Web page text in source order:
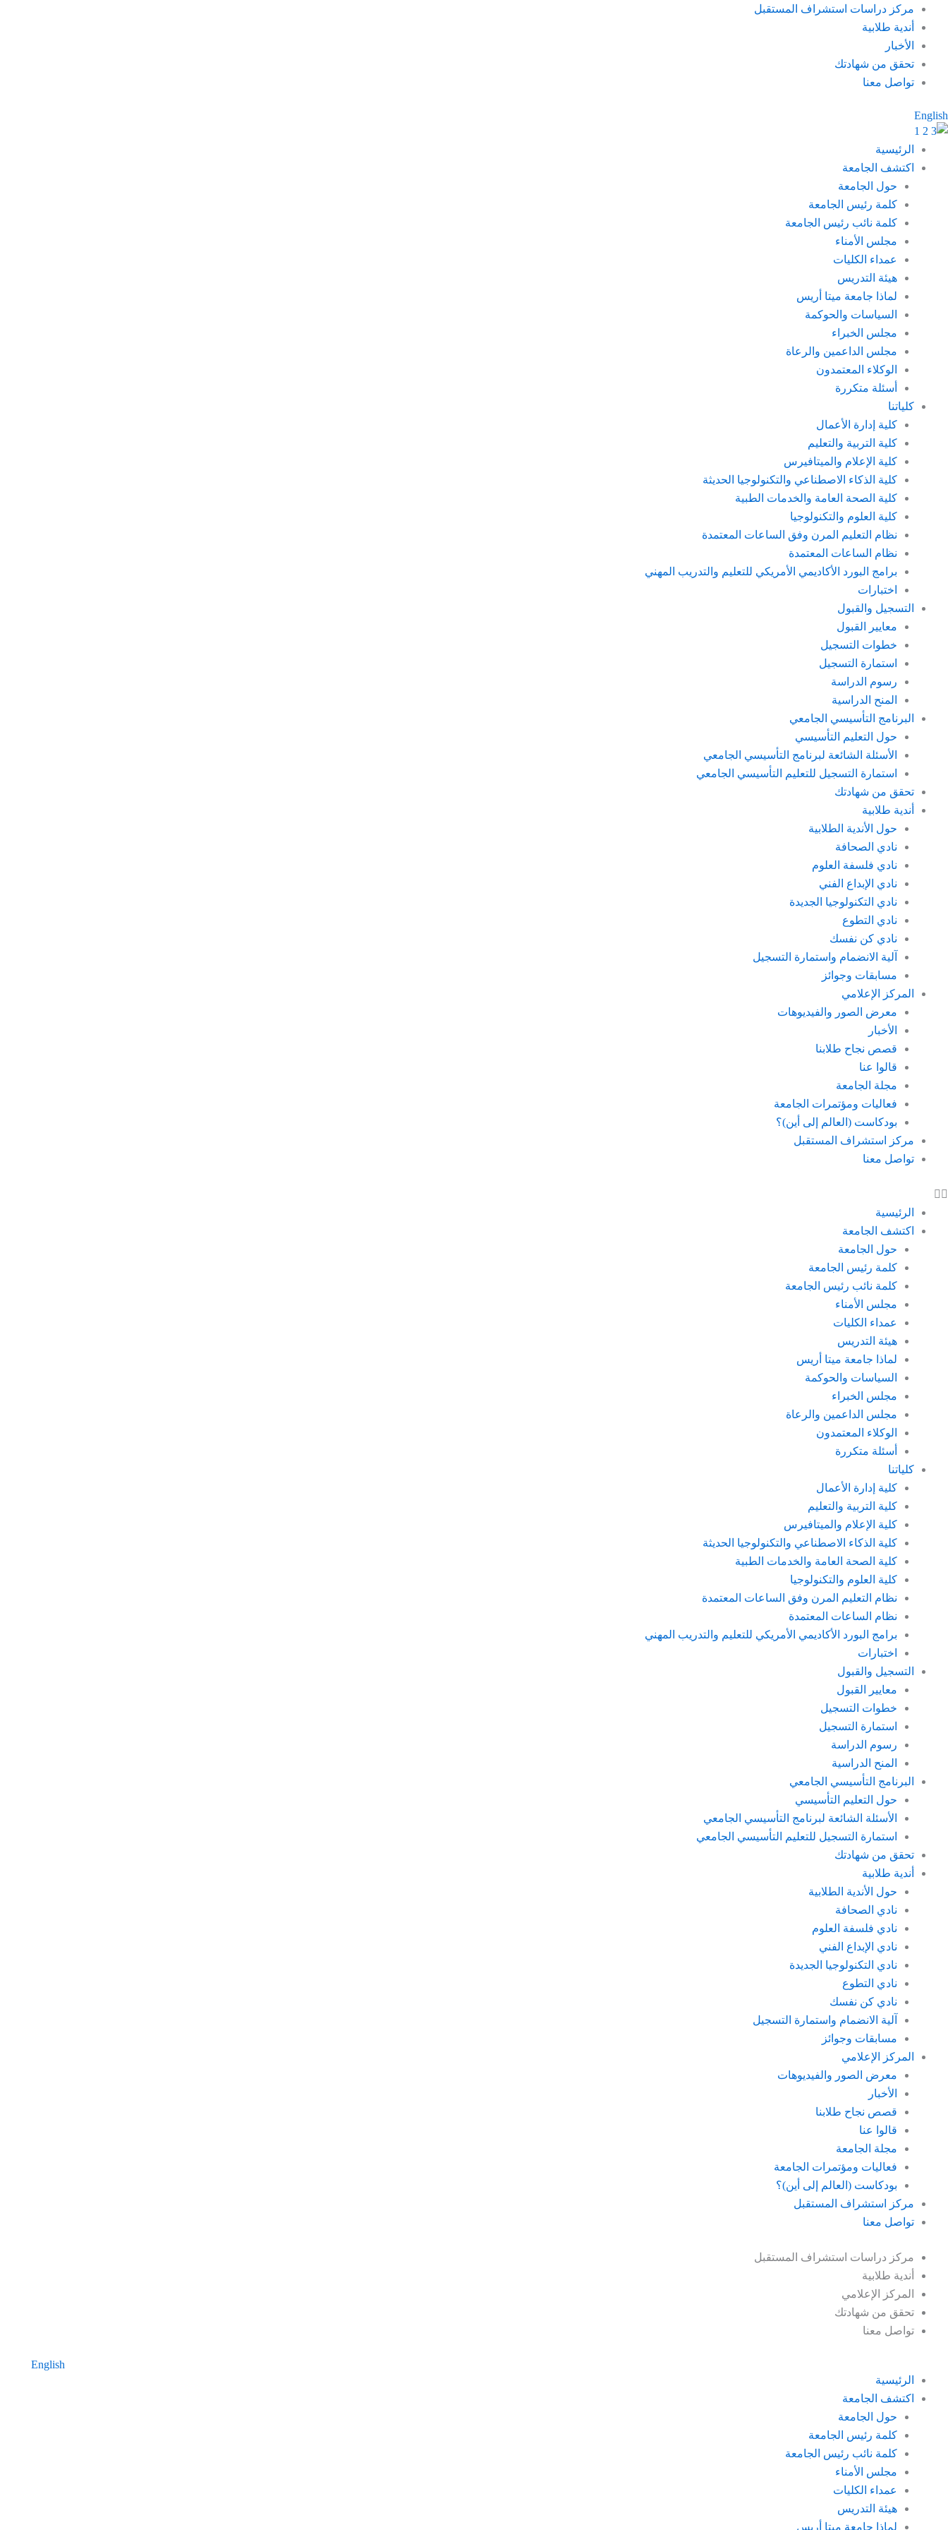
تخطي
المحتوى
مركز دراسات استشراف المستقبل
أندية طلابية
الأخبار
تحقق من شهادتك
تواصل معنا
English
الرئيسية
اكتشف الجامعة
حول الجامعة
كلمة رئيس الجامعة
كلمة نائب رئيس الجامعة
مجلس الأمناء
عمداء الكليات
هيئة التدريس
لماذا جامعة ميتا أريس
السياسات والحوكمة
مجلس الخبراء
مجلس الداعمين والرعاة
الوكلاء المعتمدون
أسئلة متكررة
كلياتنا
كلية إدارة الأعمال
كلية التربية والتعليم
كلية الإعلام والميتافيرس
كلية الذكاء الاصطناعي والتكنولوجيا الحديثة
كلية الصحة العامة والخدمات الطبية
كلية العلوم والتكنولوجيا
نظام التعليم المرن وفق الساعات المعتمدة
نظام الساعات المعتمدة
برامج البورد الأكاديمي الأمريكي للتعليم والتدريب المهني
اختبارات
التسجيل والقبول
معايير القبول
خطوات التسجيل
استمارة التسجيل
رسوم الدراسة
المنح الدراسية
البرنامج التأسيسي الجامعي
حول التعليم التأسيسي
الأسئلة الشائعة لبرنامج التأسيسي الجامعي
استمارة التسجيل للتعليم التأسيسي الجامعي
تحقق من شهادتك
أندية طلابية
حول الأندية الطلابية
نادي الصحافة
نادي فلسفة العلوم
نادي الإبداع الفني
نادي التكنولوجيا الجديدة
نادي التطوع
نادي كن نفسك
آلية الانضمام واستمارة التسجيل
مسابقات وجوائز
المركز الإعلامي
معرض الصور والفيديوهات
الأخبار
قصص نجاح طلابنا
قالوا عنا
مجلة الجامعة
فعاليات ومؤتمرات الجامعة
بودكاست (العالم إلى أين)؟
مركز استشراف المستقبل
تواصل معنا
الرئيسية
اكتشف الجامعة
حول الجامعة
كلمة رئيس الجامعة
كلمة نائب رئيس الجامعة
مجلس الأمناء
عمداء الكليات
هيئة التدريس
لماذا جامعة ميتا أريس
السياسات والحوكمة
مجلس الخبراء
مجلس الداعمين والرعاة
الوكلاء المعتمدون
أسئلة متكررة
كلياتنا
كلية إدارة الأعمال
كلية التربية والتعليم
كلية الإعلام والميتافيرس
كلية الذكاء الاصطناعي والتكنولوجيا الحديثة
كلية الصحة العامة والخدمات الطبية
كلية العلوم والتكنولوجيا
نظام التعليم المرن وفق الساعات المعتمدة
نظام الساعات المعتمدة
برامج البورد الأكاديمي الأمريكي للتعليم والتدريب المهني
اختبارات
التسجيل والقبول
معايير القبول
خطوات التسجيل
استمارة التسجيل
رسوم الدراسة
المنح الدراسية
البرنامج التأسيسي الجامعي
حول التعليم التأسيسي
الأسئلة الشائعة لبرنامج التأسيسي الجامعي
استمارة التسجيل للتعليم التأسيسي الجامعي
تحقق من شهادتك
أندية طلابية
حول الأندية الطلابية
نادي الصحافة
نادي فلسفة العلوم
نادي الإبداع الفني
نادي التكنولوجيا الجديدة
نادي التطوع
نادي كن نفسك
آلية الانضمام واستمارة التسجيل
مسابقات وجوائز
المركز الإعلامي
معرض الصور والفيديوهات
الأخبار
قصص نجاح طلابنا
قالوا عنا
مجلة الجامعة
فعاليات ومؤتمرات الجامعة
بودكاست (العالم إلى أين)؟
مركز استشراف المستقبل
تواصل معنا
مركز دراسات استشراف المستقبل
أندية طلابية
المركز الإعلامي
تحقق من شهادتك
تواصل معنا
English
الرئيسية
اكتشف الجامعة
حول الجامعة
كلمة رئيس الجامعة
كلمة نائب رئيس الجامعة
مجلس الأمناء
عمداء الكليات
هيئة التدريس
لماذا جامعة ميتا أريس